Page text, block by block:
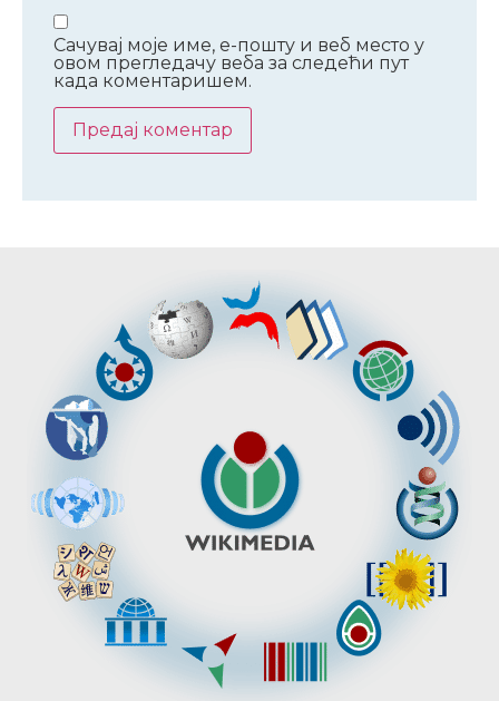
Сачувај моје име, е-пошту и веб место у
овом прегледачу веба за следећи пут
када коментаришем.